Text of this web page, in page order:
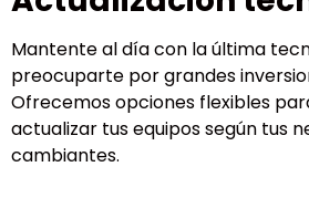
Mantente al día con la última
preocuparte por grandes
Ofrecemos opciones flexibles
actualizar tus equipos según tus
cambiantes.